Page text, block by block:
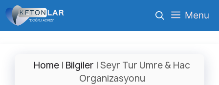
İçeriğe
atla
Menu
Home | Bilgiler | Seyr Tur Umre & Hac
Organizasyonu